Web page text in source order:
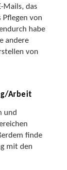
Mails, das
Pflegen von
habe
andere
von
Arbeit
und
finde
mit den